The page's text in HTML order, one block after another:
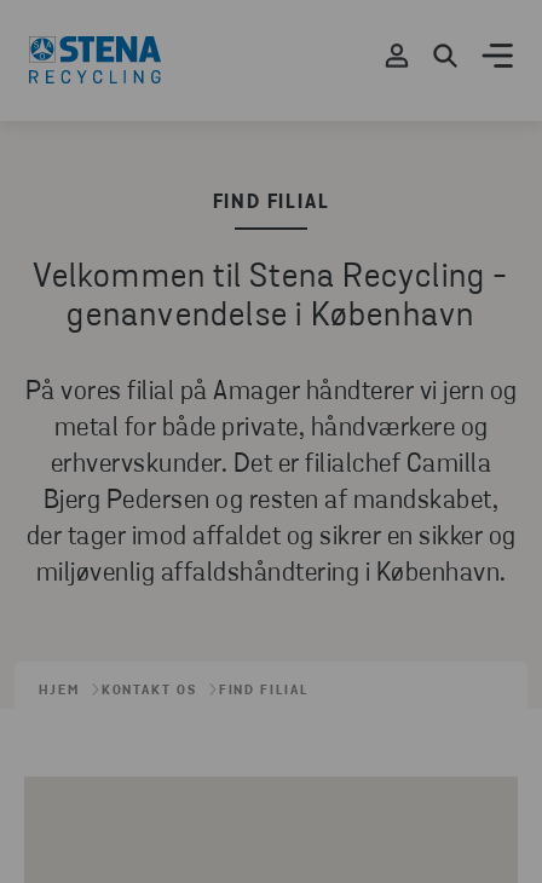
FIND FILIAL
Velkommen til Stena Recycling -
genanvendelse i København
På vores filial på Amager håndterer vi jern og
metal for både private, håndværkere og
erhvervskunder. Det er filialchef Camilla
Bjerg Pedersen og resten af mandskabet,
der tager imod affaldet og sikrer en sikker og
miljøvenlig affaldshåndtering i København.
HJEM KONTAKT OS FIND FILIAL